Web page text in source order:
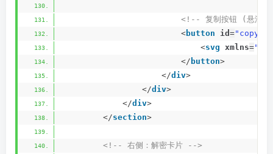
<!-- 复制按钮 (悬浮)
<button id =
<svg xmlns=
</ button>
</div>
</div>
</div>
</section>
<!-- 右侧：解密卡片 -->